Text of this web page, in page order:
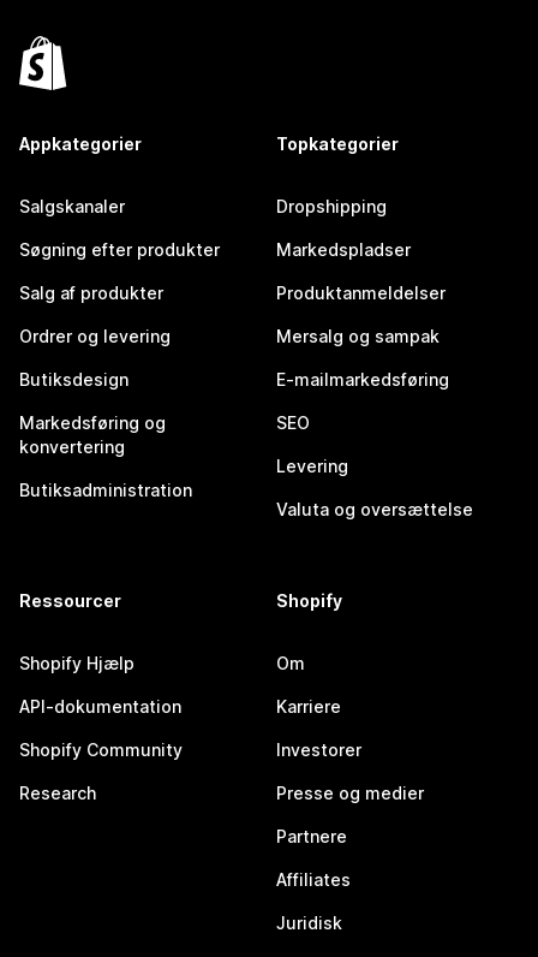
Appkategorier
Salgskanaler
Søgning efter produkter
Salg af produkter
Ordrer og levering
Butiksdesign
Markedsføring og
konvertering
Butiksadministration
Topkategorier
Dropshipping
Markedspladser
Produktanmeldelser
Mersalg og sampak
E-mailmarkedsføring
SEO
Levering
Valuta og oversættelse
Ressourcer
Shopify Hjælp
API-dokumentation
Shopify Community
Research
Shopify
Om
Karriere
Investorer
Presse og medier
Partnere
Affiliates
Juridisk